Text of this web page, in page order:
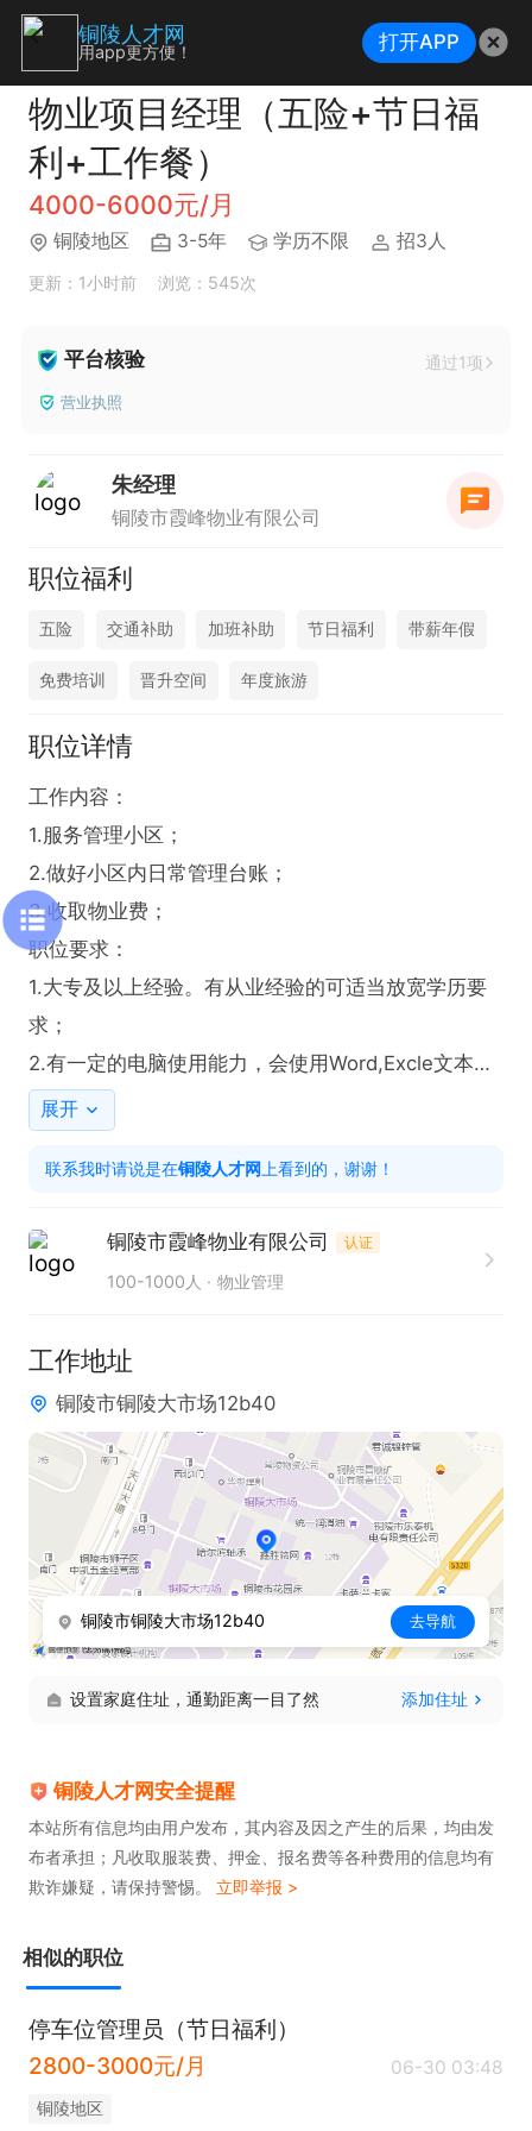
物业项目经理（五险+节日福
利+工作餐）
4000-6000元/月
铜陵地区 3-5年 学历不限 招3人
更新：1小时前 浏览：545次
平台核验 通过1项
营业执照
朱经理
铜陵市霞峰物业有限公司
职位福利
五险 交通补助 加班补助 节日福利 带薪年假
免费培训 晋升空间 年度旅游
职位详情
工作内容：
1.服务管理小区；
2.做好小区内日常管理台账；
3.收取物业费；
职位要求：
1.大专及以上经验。有从业经验的可适当放宽学历要
求；
2.有一定的电脑使用能力，会使用Word,Excle文本及
表格制作
3.品行良好 欢迎各位申请职位~电联时请说在铜陵人
才网查看的~
在铜陵人才网看到的
展开
联系我时请说是在铜陵人才网 上看到的，谢谢！
铜陵市霞峰物业有限公司 认证
100-1000人 物业管理
工作地址
铜陵市铜陵大市场12b40
铜陵市铜陵大市场12b40 去导航
设置家庭住址，通勤距离一目了然 添加住址
铜陵人才网安全提醒
本站所有信息均由用户发布，其内容及因之产生的后果，均由发
布者承担；凡收取服装费、押金、报名费等各种费用的信息均有
欺诈嫌疑，请保持警惕。 立即举报 >
相似的职位
停车位管理员（节日福利）
2800-3000元/月
06-30 03:48
铜陵地区
铜陵人才网
用app更方便！ 打开APP